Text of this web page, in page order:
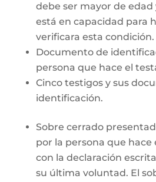
debe ser mayor de
está en capacidad para
verificara esta condición.
Documento de
persona que hace el
Cinco testigos y sus
identificación.
Sobre cerrado
por la persona que
con la declaración
su última voluntad. El